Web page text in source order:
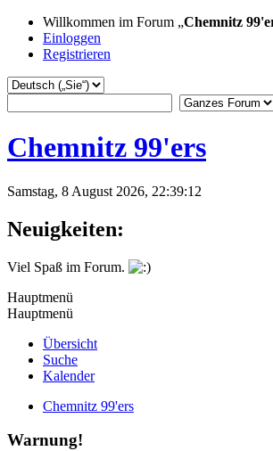
Willkommen im Forum „Chemnitz
Einloggen
Registrieren
Chemnitz 99'ers
Samstag, 8 August 2026, 22:39:12
Neuigkeiten:
Viel Spaß im Forum.
Hauptmenü
Hauptmenü
Übersicht
Suche
Kalender
Chemnitz 99'ers
Warnung!